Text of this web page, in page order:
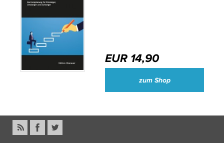
EUR 14,90
zum Shop